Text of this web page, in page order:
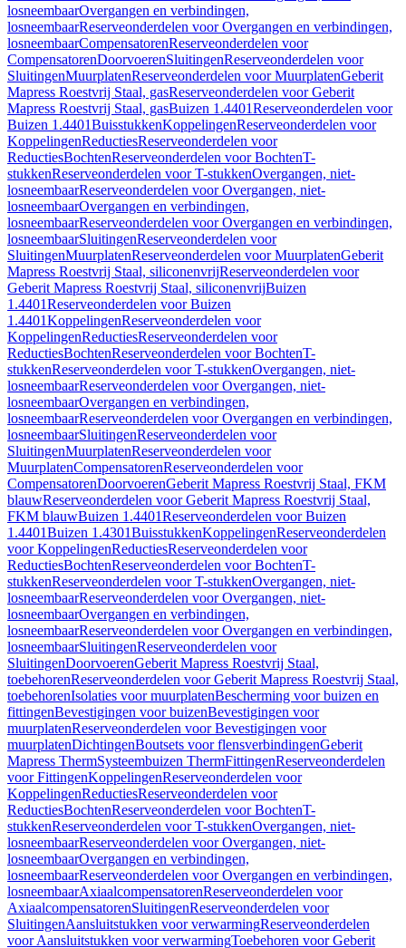
losneembaarOvergangen en verbindingen,
losneembaarReserveonderdelen voor Overgangen en verbindingen,
losneembaarCompensatorenReserveonderdelen voor
CompensatorenDoorvoerenSluitingenReserveonderdelen voor
SluitingenMuurplatenReserveonderdelen voor MuurplatenGeberit
Mapress Roestvrij Staal, gasReserveonderdelen voor Geberit
Mapress Roestvrij Staal, gasBuizen 1.4401Reserveonderdelen voor
Buizen 1.4401BuisstukkenKoppelingenReserveonderdelen voor
KoppelingenReductiesReserveonderdelen voor
ReductiesBochtenReserveonderdelen voor BochtenT-
stukkenReserveonderdelen voor T-stukkenOvergangen, niet-
losneembaarReserveonderdelen voor Overgangen, niet-
losneembaarOvergangen en verbindingen,
losneembaarReserveonderdelen voor Overgangen en verbindingen,
losneembaarSluitingenReserveonderdelen voor
SluitingenMuurplatenReserveonderdelen voor MuurplatenGeberit
Mapress Roestvrij Staal, siliconenvrijReserveonderdelen voor
Geberit Mapress Roestvrij Staal, siliconenvrijBuizen
1.4401Reserveonderdelen voor Buizen
1.4401KoppelingenReserveonderdelen voor
KoppelingenReductiesReserveonderdelen voor
ReductiesBochtenReserveonderdelen voor BochtenT-
stukkenReserveonderdelen voor T-stukkenOvergangen, niet-
losneembaarReserveonderdelen voor Overgangen, niet-
losneembaarOvergangen en verbindingen,
losneembaarReserveonderdelen voor Overgangen en verbindingen,
losneembaarSluitingenReserveonderdelen voor
SluitingenMuurplatenReserveonderdelen voor
MuurplatenCompensatorenReserveonderdelen voor
CompensatorenDoorvoerenGeberit Mapress Roestvrij Staal, FKM
blauwReserveonderdelen voor Geberit Mapress Roestvrij Staal,
FKM blauwBuizen 1.4401Reserveonderdelen voor Buizen
1.4401Buizen 1.4301BuisstukkenKoppelingenReserveonderdelen
voor KoppelingenReductiesReserveonderdelen voor
ReductiesBochtenReserveonderdelen voor BochtenT-
stukkenReserveonderdelen voor T-stukkenOvergangen, niet-
losneembaarReserveonderdelen voor Overgangen, niet-
losneembaarOvergangen en verbindingen,
losneembaarReserveonderdelen voor Overgangen en verbindingen,
losneembaarSluitingenReserveonderdelen voor
SluitingenDoorvoerenGeberit Mapress Roestvrij Staal,
toebehorenReserveonderdelen voor Geberit Mapress Roestvrij Staal,
toebehorenIsolaties voor muurplatenBescherming voor buizen en
fittingenBevestigingen voor buizenBevestigingen voor
muurplatenReserveonderdelen voor Bevestigingen voor
muurplatenDichtingenBoutsets voor flensverbindingenGeberit
Mapress ThermSysteembuizen ThermFittingenReserveonderdelen
voor FittingenKoppelingenReserveonderdelen voor
KoppelingenReductiesReserveonderdelen voor
ReductiesBochtenReserveonderdelen voor BochtenT-
stukkenReserveonderdelen voor T-stukkenOvergangen, niet-
losneembaarReserveonderdelen voor Overgangen, niet-
losneembaarOvergangen en verbindingen,
losneembaarReserveonderdelen voor Overgangen en verbindingen,
losneembaarAxiaalcompensatorenReserveonderdelen voor
AxiaalcompensatorenSluitingenReserveonderdelen voor
SluitingenAansluitstukken voor verwarmingReserveonderdelen
voor Aansluitstukken voor verwarmingToebehoren voor Geberit